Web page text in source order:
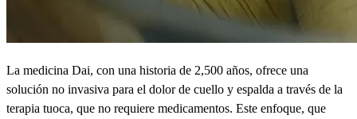
La medicina Dai, con una historia de 2,500 años, ofrece una
solución no invasiva para el dolor de cuello y espalda a través de la
terapia tuoca, que no requiere medicamentos. Este enfoque, que